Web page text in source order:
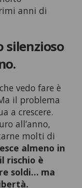
anni di
silenzioso
vedo fare è
il problema
a crescere.
all’anno,
molti di
almeno in
rischio è
soldi… ma